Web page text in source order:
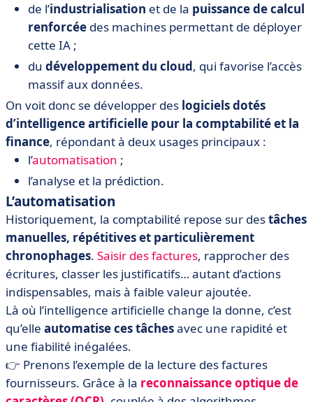
de l’industrialisation et de la puissance de calcul
renforcée des machines permettant de déployer
cette IA ;
du développement du cloud, qui favorise l’accès
massif aux données.
On voit donc se développer des logiciels dotés
d’intelligence artificielle pour la comptabilité et la
finance, répondant à deux usages principaux :
l’automatisation ;
l’analyse et la prédiction.
L’automatisation
Historiquement, la comptabilité repose sur destâches
manuelles, répétitives et particulièrement
chronophages. Saisir des factures, rapprocher des
écritures, classer les justificatifs… autant d’actions
indispensables, mais à faible valeur ajoutée.
Là où l’intelligence artificielle change la donne, c’est
qu’elle automatise ces tâchesavec une rapidité et
une fiabilité inégalées.
👉 Prenons l’exemple de la lecture des factures
fournisseurs. Grâce à la reconnaissance optique de